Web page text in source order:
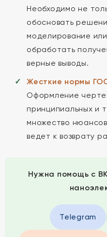
Необходимо не
обосновать
моделирование
обработать
верные выводы.
Жесткие нормы
Оформление
принципиальных и
множество
ведет к возврату
Нужна помощь с
Telegram